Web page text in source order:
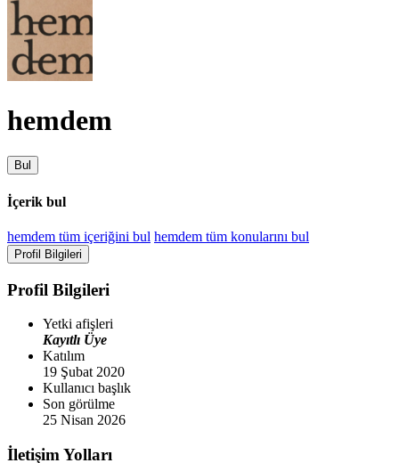
hemdem
Bul
İçerik bul
hemdem tüm içeriğini bul hemdem tüm konularını bul
Profil Bilgileri
Profil Bilgileri
Yetki afişleri
Kayıtlı Üye
Katılım
19 Şubat 2020
Kullanıcı başlık
Son görülme
25 Nisan 2026
İletişim Yolları